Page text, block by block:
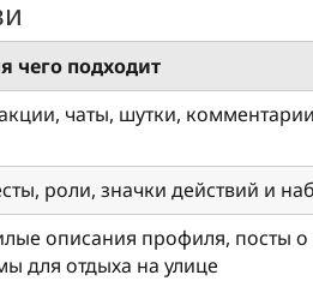
чего подходит
чаты, шутки,
роли, значки действий и
описания профиля, посты
для отдыха на улице